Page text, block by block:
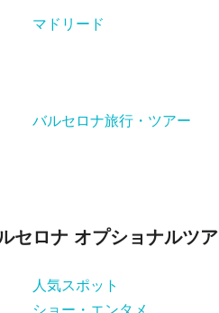
マドリード
バルセロナ旅行・ツアー
セロナ オプショナルツ
人気スポット
ショー・エンタメ